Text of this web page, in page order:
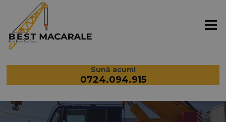
Meniu
Sună acum!
0724.094.915